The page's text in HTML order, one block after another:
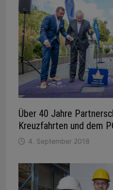
Über 40 Jahre
Kreuzfahrten und dem
4. September 2018